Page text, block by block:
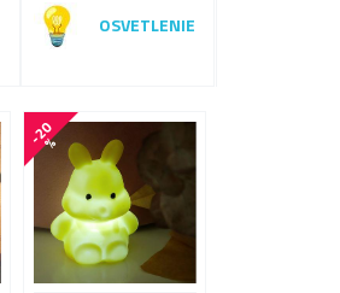
OSVETLENIE
-
2
0
%